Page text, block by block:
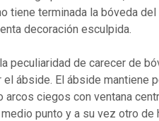
tiene terminada la bóveda
decoración esculpida.
peculiaridad de carecer de
ábside. El ábside mantiene
ciegos con ventana
punto y a su vez otro de